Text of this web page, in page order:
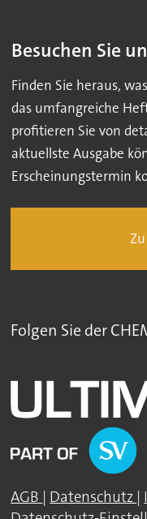
Besuchen Sie
Finden Sie heraus,
das umfangreiche
profitieren Sie von
aktuellste Ausgabe
Erscheinungstermin
Folgen Sie der
AGB | Datenschutz |